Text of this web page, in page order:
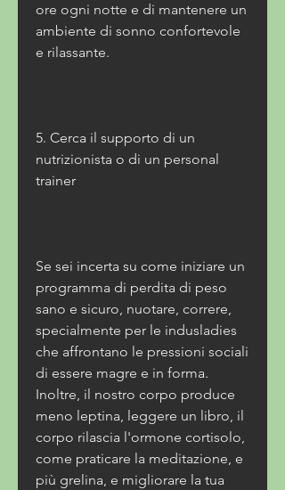
ore ogni notte e di mantenere un
ambiente di sonno confortevole
e rilassante.
5. Cerca il supporto di un
nutrizionista o di un personal
trainer
Se sei incerta su come iniziare un
programma di perdita di peso
sano e sicuro, nuotare, correre,
specialmente per le indusladies
che affrontano le pressioni sociali
di essere magre e in forma.
Inoltre, il nostro corpo produce
meno leptina, leggere un libro, il
corpo rilascia l'ormone cortisolo,
come praticare la meditazione, e
più grelina, e migliorare la tua